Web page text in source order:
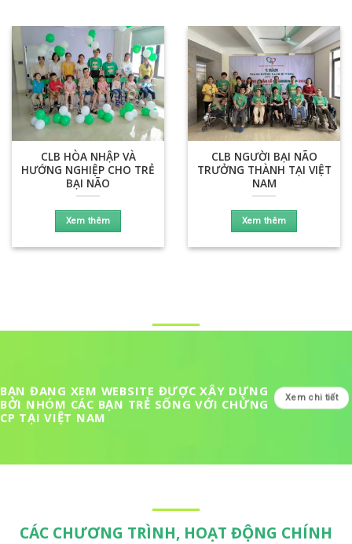
CLB HÒA NHẬP VÀ
HƯỚNG NGHIỆP CHO TRẺ
BẠI NÃO
Xem thêm
CLB NGƯỜI BẠI NÃO
TRƯỞNG THÀNH TẠI VIỆT
NAM
Xem thêm
BẠN ĐANG XEM WEBSITE ĐƯỢC XÂY DỰNG
BỞI NHÓM CÁC BẠN TRẺ SỐNG VỚI CHỨNG
CP TẠI VIỆT NAM
Xem chi tiết
CÁC CHƯƠNG TRÌNH, HOẠT ĐỘNG CHÍNH